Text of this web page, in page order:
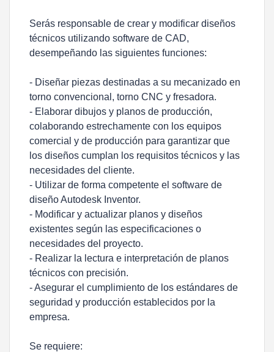
Serás responsable de crear y modificar diseños
técnicos utilizando software de CAD,
desempeñando las siguientes funciones:
- Diseñar piezas destinadas a su mecanizado en
torno convencional, torno CNC y fresadora.
- Elaborar dibujos y planos de producción,
colaborando estrechamente con los equipos
comercial y de producción para garantizar que
los diseños cumplan los requisitos técnicos y las
necesidades del cliente.
- Utilizar de forma competente el software de
diseño Autodesk Inventor.
- Modificar y actualizar planos y diseños
existentes según las especificaciones o
necesidades del proyecto.
- Realizar la lectura e interpretación de planos
técnicos con precisión.
- Asegurar el cumplimiento de los estándares de
seguridad y producción establecidos por la
empresa.
Se requiere: